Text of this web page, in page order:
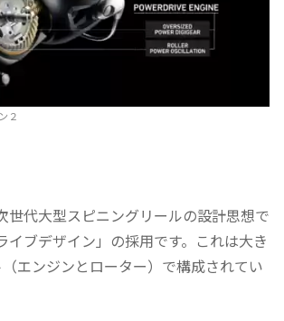
２
世代大型スピニングリールの設計思想で
イブデザイン」の採用です。これは大き
エンジンとローター）で構成されてい